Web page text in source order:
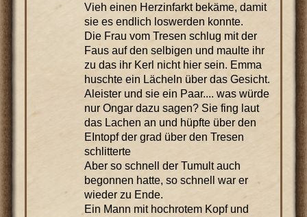
Vieh einen Herzinfarkt bekäme, damit
sie es endlich loswerden konnte.
Die Frau vom Tresen schlug mit der
Faus auf den selbigen und maulte ihr
zu das ihr Kerl nicht hier sein. Emma
huschte ein Lächeln über das Gesicht.
Aleister und sie ein Paar.... was würde
nur Ongar dazu sagen? Sie fing laut
das Lachen an und hüpfte über den
EIntopf der grad über den Tresen
schlitterte
Aber so schnell der Tumult auch
begonnen hatte, so schnell war er
wieder zu Ende.
Ein Mann mit hochrotem Kopf und